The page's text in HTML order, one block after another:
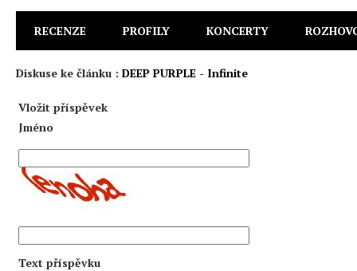
RECENZE PROFILY KONCERTY
Diskuse ke článku : DEEP PURPLE - Infinite
Vložit příspěvek
Jméno
Text příspěvku